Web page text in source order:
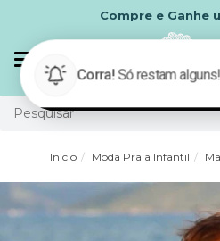
Compre e Ganhe uma
navegação
Início Moda Praia Infantil